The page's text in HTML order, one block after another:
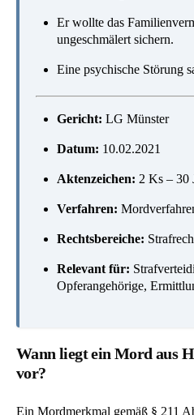
Er wollte das
ungeschmälert sichern.
Eine psychische Störung
Gericht: LG Münster
Datum: 10.02.2021
Aktenzeichen: 2 Ks – 30
Verfahren:
Rechtsbereiche:
Relevant für:
Opferangehörige,
Wann liegt ein Mord aus
vor?
Ein Mordmerkmal gemäß § 211